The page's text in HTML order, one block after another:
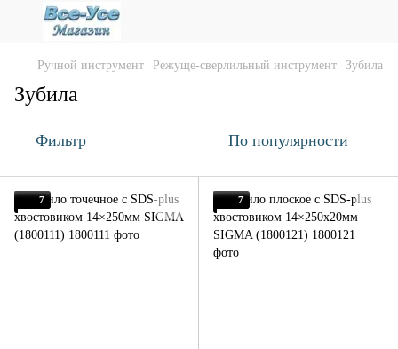
Ручной инструмент Режуще-сверлильный инструмент Зубила
Зубила
Фильтр По популярности
7 7